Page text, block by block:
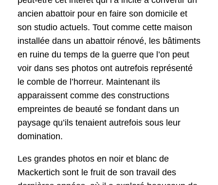
ancien abattoir pour en faire son domicile et
son studio actuels. Tout comme cette maison
installée dans un abattoir rénové, les bâtiments
en ruine du temps de la guerre que l’on peut
voir dans ses photos ont autrefois représenté
le comble de l’horreur. Maintenant ils
apparaissent comme des constructions
empreintes de beauté se fondant dans un
paysage qu’ils tenaient autrefois sous leur
domination.
Les grandes photos en noir et blanc de
Mackertich sont le fruit de son travail des